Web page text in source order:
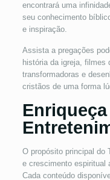
encontrará uma
seu conhecimento
e inspiração.
Assista a pregações
história da igreja, filmes
transformadoras e
cristãos de uma forma
O propósito principal do
e crescimento espiritual
Cada conteúdo